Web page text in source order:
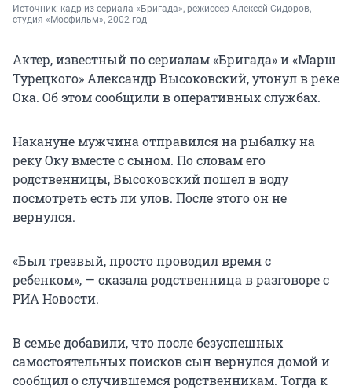
Источник: кадр из сериала «Бригада», режиссер Алексей Сидоров,
студия «Мосфильм», 2002 год
Актер, известный по сериалам «Бригада» и «Марш
Турецкого» Александр Высоковский, утонул в реке
Ока. Об этом сообщили в оперативных службах.
Накануне мужчина отправился на рыбалку на
реку Оку вместе с сыном. По словам его
родственницы, Высоковский пошел в воду
посмотреть есть ли улов. После этого он не
вернулся.
«Был трезвый, просто проводил время с
ребенком», — сказала родственница в разговоре с
РИА Новости.
В семье добавили, что после безуспешных
самостоятельных поисков сын вернулся домой и
сообщил о случившемся родственникам. Тогда к